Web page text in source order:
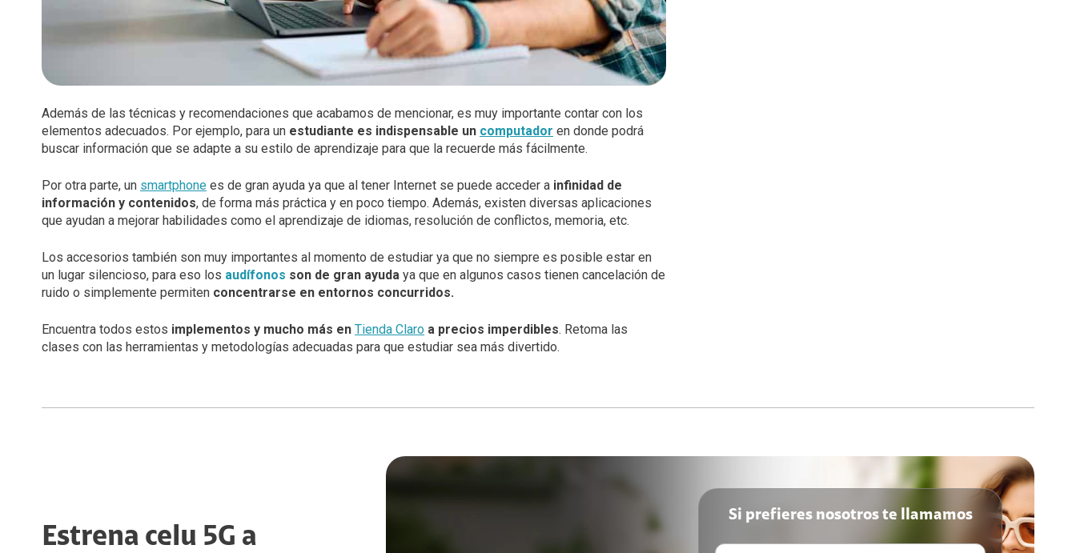
Además de las técnicas y recomendaciones que acabamos de mencionar, es muy importante contar con los
elementos adecuados. Por ejemplo, para un estudiante es indispensable un computador en donde podrá
buscar información que se adapte a su estilo de aprendizaje para que la recuerde más fácilmente.
Por otra parte, un smartphone es de gran ayuda ya que al tener Internet se puede acceder a infinidad de
información y contenidos, de forma más práctica y en poco tiempo. Además, existen diversas aplicaciones
que ayudan a mejorar habilidades como el aprendizaje de idiomas, resolución de conflictos, memoria, etc.
Los accesorios también son muy importantes al momento de estudiar ya que no siempre es posible estar en
un lugar silencioso, para eso los audífonos son de gran ayuda ya que en algunos casos tienen cancelación de
ruido o simplemente permiten concentrarse en entornos concurridos.
Encuentra todos estos implementos y mucho más en Tienda Claro a precios imperdibles. Retoma las
clases con las herramientas y metodologías adecuadas para que estudiar sea más divertido.
Estrena celu 5G a
Si prefieres nosotros te llamamos